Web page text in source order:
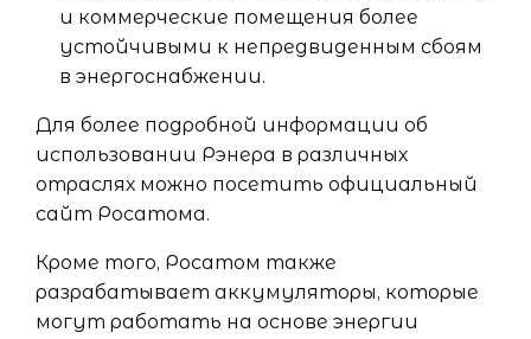
и коммерческие помещения более
устойчивыми к непредвиденным сбоям
в энергоснабжении.
Для более подробной информации об
использовании Рэнера в различных
отраслях можно посетить официальный
сайт Росатома.
Кроме того, Росатом также
разрабатывает аккумуляторы, которые
могут работать на основе энергии